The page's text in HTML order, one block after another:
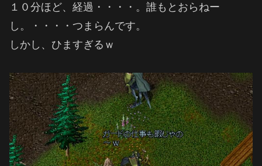
１０分ほど、経過・・・・。誰もとおらねー
し。・・・・つまらんです。
しかし、ひますぎるｗ